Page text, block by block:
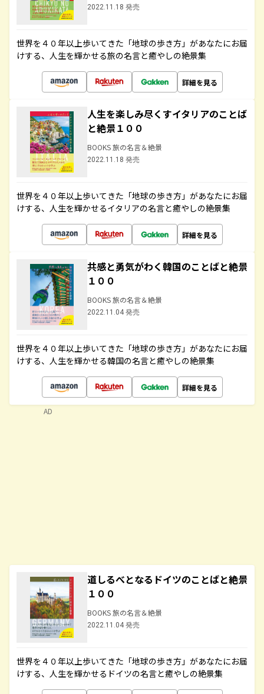
2022.11.18 発売
世界を４０年以上歩いてきた「地球の歩き方」があなたにお届
けする、人生を輝かせる旅の名言と癒やしの絶景集
詳細を見る
人生を楽しみ尽くすイタリアのことば
と絶景１００
BOOKS 旅の名言＆絶景
2022.11.18 発売
世界を４０年以上歩いてきた「地球の歩き方」があなたにお届
けする、人生を輝かせるイタリアの名言と癒やしの絶景集
詳細を見る
共感と勇気がわく韓国のことばと絶景
１００
BOOKS 旅の名言＆絶景
2022.11.04 発売
世界を４０年以上歩いてきた「地球の歩き方」があなたにお届
けする、人生を輝かせる韓国の名言と癒やしの絶景集
詳細を見る
道しるべとなるドイツのことばと絶景
１００
BOOKS 旅の名言＆絶景
2022.11.04 発売
世界を４０年以上歩いてきた「地球の歩き方」があなたにお届
けする、人生を輝かせるドイツの名言と癒やしの絶景集
AD